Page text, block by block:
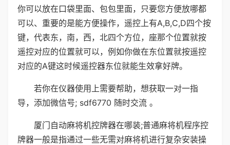
你可以放在口袋里面、包包里面，只要您方便放哪都
可以、重要的是能方便操作，遥控上有A,B,C,D四个按
键，代表东，南，西，北四个方位，座那个位置就按
遥控对应的位置就可以，例如你做在东位置就按遥控
对应的A键这时候遥控器东位就能生效拿好牌。
若你在仪器使用上需要帮助，想获取一对一指
导，添加微信号; sdf6770 随时交流 。
厦门自动麻将机控牌器在哪装;普通麻将机程序控
牌器一般是指通过一些无需对麻将机进行复杂安装操